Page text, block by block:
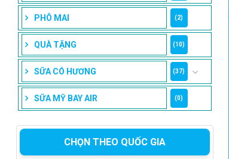
PHÔ MAI (2)
QUÀ TẶNG (10)
SỮA CÓ HƯƠNG (37)
SỮA MỸ BAY AIR (0)
CHỌN THEO QUỐC GIA